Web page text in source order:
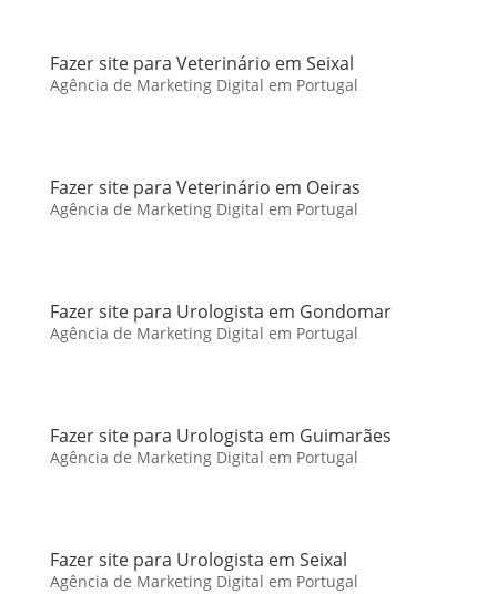
Fazer site para Veterinário em Seixal
Agência de Marketing Digital em Portugal
Fazer site para Veterinário em Oeiras
Agência de Marketing Digital em Portugal
Fazer site para Urologista em Gondomar
Agência de Marketing Digital em Portugal
Fazer site para Urologista em Guimarães
Agência de Marketing Digital em Portugal
Fazer site para Urologista em Seixal
Agência de Marketing Digital em Portugal